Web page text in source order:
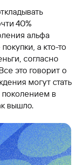
40%
альфа
а кто-то
согласно
это говорит о
могут стать
в
вышло.